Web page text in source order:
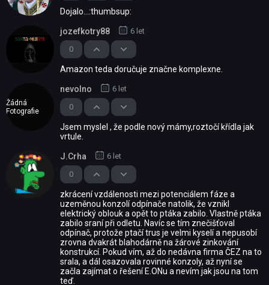
Dojalo...:thumbsup:
0
jozefkotry88 6 let
Amazon teda doručuje značne komplexne.
Žádná
Fotografie
0
nevolno 6 let
Jsem myslel , že podle nový mámy,roztočí křídla jak
vrtule.
0
J.Crha 6 let
zkrácení vzdálenosti mezi potenciálem fáze a
uzeměnou konzolí odpínače natolik, že vznikl
elektrický oblouk a opět to ptáka zabilo. Vlastně ptáka
zabilo sraní při odletu. Navíc se tím znečišťoval
odpínač, protože ptačí trus je velmi kyselí a nepusobí
zrovna dvakrát blahodárně na žárové zinkování
konstrukcí. Pokud vím, až do nedávna firma ČEZ na to
srala, a dál osazovala rovinné konzoly, až nyní se
začla zajímat o řešení E.ONu a nevím jak jsou na tom
teď.